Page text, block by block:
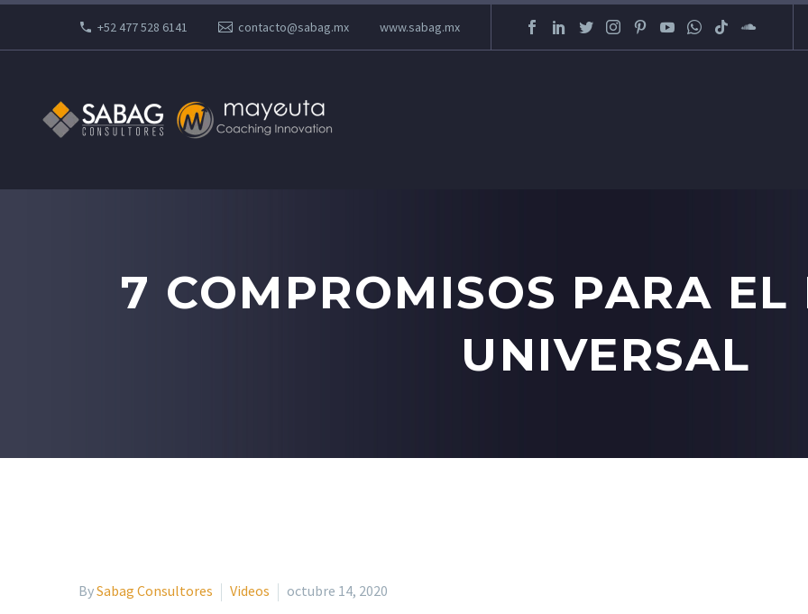
+52 477 528 6141 contacto@sabag.mx www.sabag.mx
7 COMPROMISOS PARA EL
UNIVERSAL
BySabag Consultores Videos octubre 14, 2020